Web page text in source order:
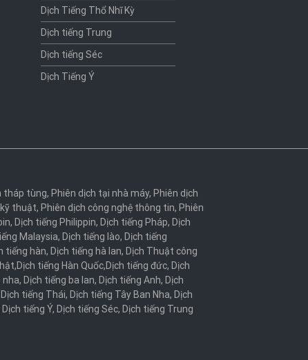
Dịch Tiếng Thổ Nhĩ Kỳ
Dịch tiếng Trung
Dịch tiếng Séc
Dịch Tiếng Ý
tháp tùng, Phiên dịch tại nhà máy, Phiên dịch
thuật, Phiên dịch công nghệ thông tin, Phiên
, Dịch tiếng Philippin, Dịch tiếng Pháp, Dịch
Malaysia, Dịch tiếng lào, Dịch tiếng
tiếng hàn, Dịch tiếng hà lan, Dịch Thuật công
,Dịch tiếng Hàn Quốc,Dịch tiếng đức, Dịch
nha, Dịch tiếng ba lan, Dịch tiếng Anh, Dịch
Dịch tiếng Thái, Dịch tiếng Tây Ban Nha, Dịch
Dịch tiếng Ý, Dịch tiếng Séc, Dịch tiếng Trung